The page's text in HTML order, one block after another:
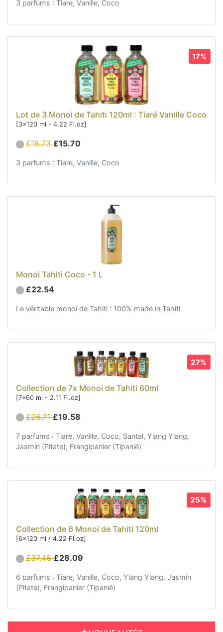
3 parfums : Tiare, Vanille, Coco
17%
Lot de 3 Monoi de Tahiti 120ml : Tiaré Vanille Coco
[3x120 ml - 4.22 Fl.oz]
£18.73£15.70
3 parfums : Tiare, Vanille, Coco
Monoi Tahiti Coco - 1 L
£22.54
Le véritable monoi de Tahiti : 100% made in Tahiti
27%
Collection de 7x Monoi de Tahiti 60ml
[7x60 ml - 2.11 Fl.oz]
£26.71£19.58
7 parfums : Tiare, Vanille, Coco, Santal, Ylang Ylang,
Jasmin (Pitate), Frangipanier (Tipanié)
25%
Collection de 6 Monoi de Tahiti 120ml
[6x120 ml / 4.22 Fl.oz]
£37.46£28.09
6 parfums : Tiare, Vanille, Coco, Ylang Ylang, Jasmin
(Pitate), Frangipanier (Tipanié)